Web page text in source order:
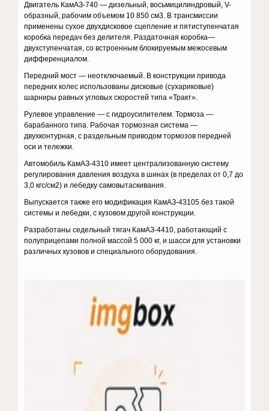
Двигатель КамАЗ-740 — дизельный, восьмицилиндровый, V-
образный, рабочим объемом 10 850 см3. В трансмиссии
применены сухое двухдисковое сцепление и пятиступенчатая
коробка передач без делителя. Раздаточная коробка—
двухступенчатая, со встроенным блокируемым межосевым
дифференциалом.
Передний мост — неотключаемый. В конструкции привода
передних колес использованы дисковые (сухариковые)
шарниры равных угловых скоростей типа «Тракт».
Рулевое управление — с гидроусилителем. Тормоза —
барабанного типа. Рабочая тормозная система —
двухконтурная, с раздельным приводом тормозов передней
оси и тележки.
Автомобиль КамАЗ-4310 имеет централизованную систему
регулирования давления воздуха в шинах (в пределах от 0,7 до
3,0 кгс/см2) и лебедку самовытаскивания.
Выпускается также его модификация КамАЗ-43105 без такой
системы и лебедки, с кузовом другой конструкции.
Разработаны седельный тягач КамАЗ-4410, работающий с
полуприцепами полной массой 5 000 кг, и шасси для установки
различных кузовов и специального оборудования.